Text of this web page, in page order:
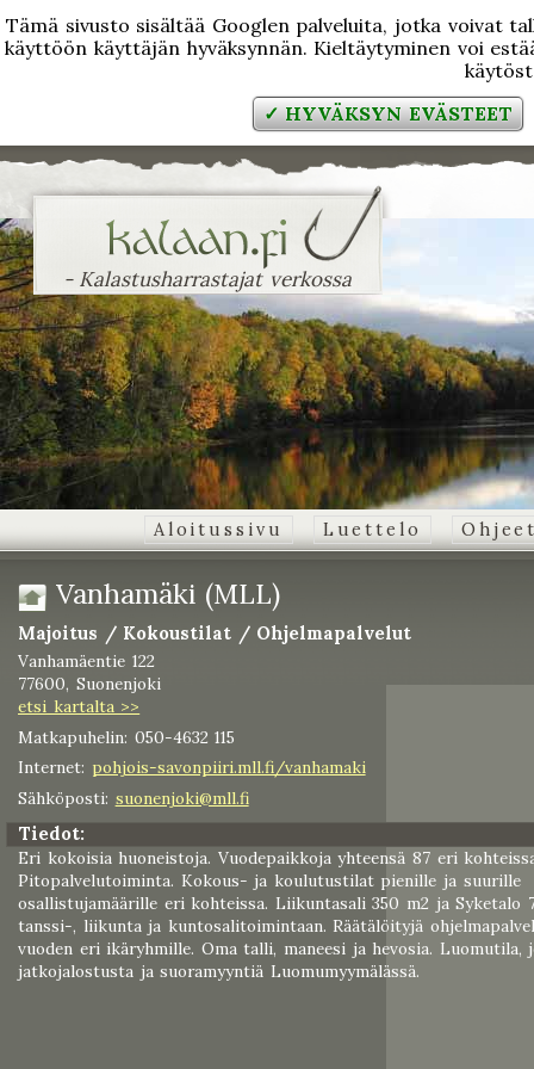
Tämä sivusto sisältää Googlen palveluita, jotka voivat
käyttöön käyttäjän hyväksynnän. Kieltäytyminen voi
✓ HYVÄKSYN EVÄSTEET
- Kalastusharrastajat verkossa
Aloitussivu Luettelo
Vanhamäki (MLL)
Majoitus / Kokoustilat / Ohjelmapalvelut
Vanhamäentie 122
77600, Suonenjoki
etsi kartalta >>
Matkapuhelin: 050-4632 115
Internet: pohjois-savonpiiri.mll.fi/vanhamaki
Sähköposti: suonenjoki@mll.fi
Tiedot:
Eri kokoisia huoneistoja. Vuodepaikkoja yhteensä 87 eri
Pitopalvelutoiminta. Kokous- ja koulutustilat pienille ja suurille
osallistujamäärille eri kohteissa. Liikuntasali 350 m2 ja Syketalo
tanssi-, liikunta ja kuntosalitoimintaan. Räätälöityjä
vuoden eri ikäryhmille. Oma talli, maneesi ja hevosia. Luomutila,
jatkojalostusta ja suoramyyntiä Luomumyymälässä.